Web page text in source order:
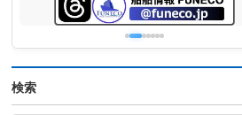
検索